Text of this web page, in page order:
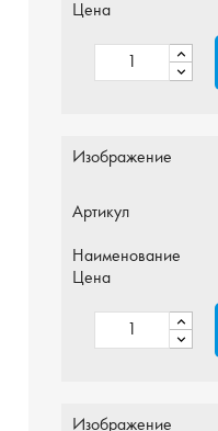
Цена
Изображение
Артикул
Наименование
Цена
Изображение